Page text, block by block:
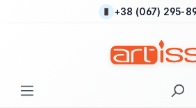
Перейти до основного вмісту
+38 (067) 295-